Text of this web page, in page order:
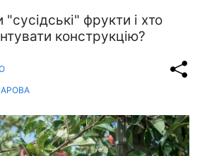
фрукти і хто
конструкцію?